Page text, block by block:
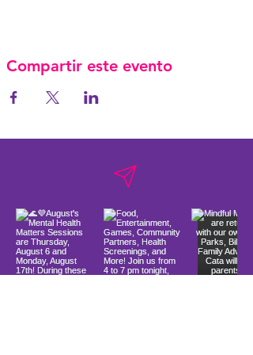
Compartir este evento